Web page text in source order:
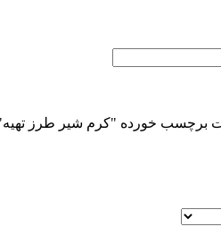
برچسب خورده "کرم شیر طرز